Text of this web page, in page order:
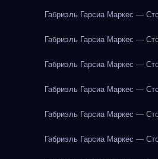
Габриэль Гарсиа Маркес —
Габриэль Гарсиа Маркес —
Габриэль Гарсиа Маркес —
Габриэль Гарсиа Маркес —
Габриэль Гарсиа Маркес —
Габриэль Гарсиа Маркес —